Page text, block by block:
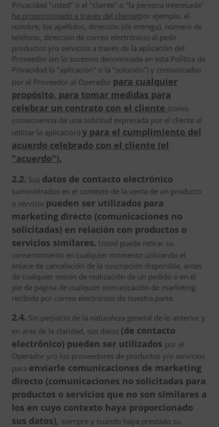
Privacidad "usted" o el "cliente" o "la persona interesada"
ha proporcionado a través del cliente(por ejemplo, el
nombre, los apellidos, dirección (de entrega), número de
teléfono, dirección de correo electrónico) al pedir
productos y/o servicios a través de la aplicación del
Proveedor (en lo sucesivo denominada en esta Política de
Privacidad la "aplicación" o la "solución") y comunicados
por el Proveedor al Operador para cualquier
propósito, para tomar medidas para
celebrar un contrato con el cliente (como
consecuencia de una solicitud expresada por el cliente al
utilizar la aplicación) y para el cumplimiento del
acuerdo celebrado con el cliente (el
"acuerdo").
2.2. Sus datos de contacto electrónico
suministrados en el contexto de la venta de un producto
o servicio pueden ser utilizados para
marketing directo (comunicaciones no
solicitadas) en relación con productos o
servicios similares. Usted puede retirar su
consentimiento en cualquier momento utilizando el
enlace de cancelación de la suscripción disponible, antes
de cualquier sesión de realización de un pedido o en el
pie de página de cualquier comunicación de marketing
recibida por correo electrónico de nuestra parte.
2.4. Sin perjuicio de la naturaleza general de lo anterior y
en aras de la claridad, sus datos (de contacto
electrónico) pueden ser utilizados por el
Operador y/o los proveedores de productos y/o servicios
para enviarle comunicaciones de marketing
directo (comunicaciones no solicitadas para
productos o servicios que no son similares a
los en cuyo contexto haya proporcionado
sus datos), siempre y cuando haya prestado su